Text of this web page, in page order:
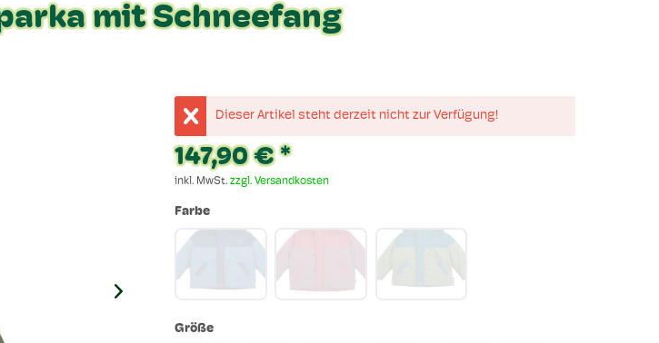
mit Schneefang
Dieser Artikel steht derzeit nicht zur Verfügung!
147,90 € *
inkl. MwSt.zzgl. Versandkosten
Farbe
Größe